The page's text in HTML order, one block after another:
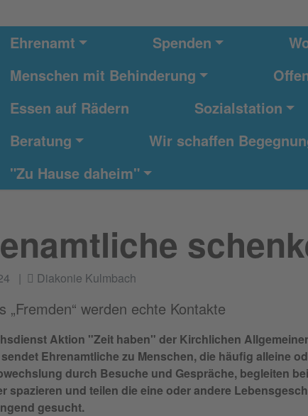
Ehrenamt Spenden
Menschen mit Behinderung
Essen auf Rädern
Sozialstation
Beratung
Wir schaffen
"Zu Hause daheim"
Diakonie Kulmbach
„Fremden“ werden echte Kontakte
Aktion "Zeit haben" der Kirchlichen
Ehrenamtliche zu Menschen, die häufig alleine
durch Besuche und Gespräche, begleiten
spazieren und teilen die eine oder andere
gesucht.